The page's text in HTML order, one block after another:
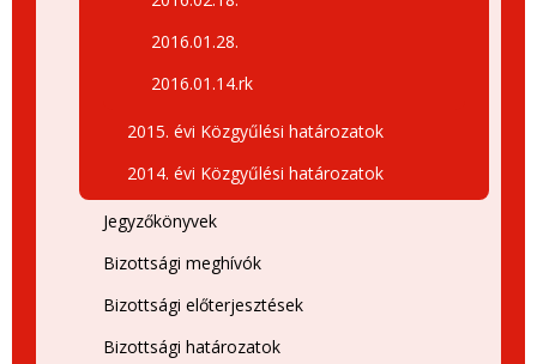
2016.01.28.
2016.01.14.rk
2015. évi Közgyűlési határozatok
2014. évi Közgyűlési határozatok
Jegyzőkönyvek
Bizottsági meghívók
Bizottsági előterjesztések
Bizottsági határozatok